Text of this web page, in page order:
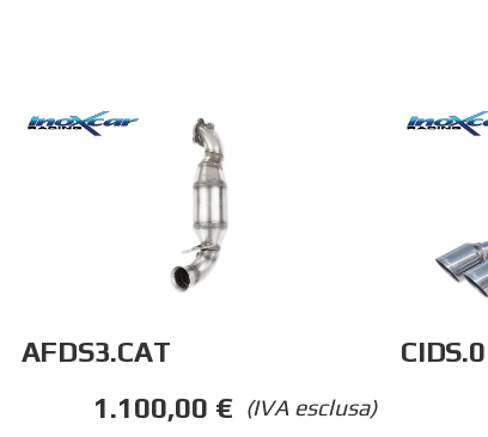
AFDS3.CAT
(IVA esclusa)
1.100,00 €